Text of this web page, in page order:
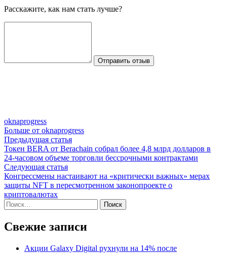
Расскажите, как нам стать лучше?
Отправить отзыв
oknaprogress
Больше от oknaprogress
Навигация
по
записям
Предыдущая статьяПредыдущая
статья:
Токен BERA от Berachain собрал более 4,8 млрд долларов в
24-часовом объеме торговли бессрочными контрактами
Следующая статьяСледующая
статья:
Конгрессмены настаивают на «критически важных» мерах
защиты NFT в пересмотренном законопроекте о
криптовалютах
Найти:
Свежие записи
Акции Galaxy Digital рухнули на 14% после